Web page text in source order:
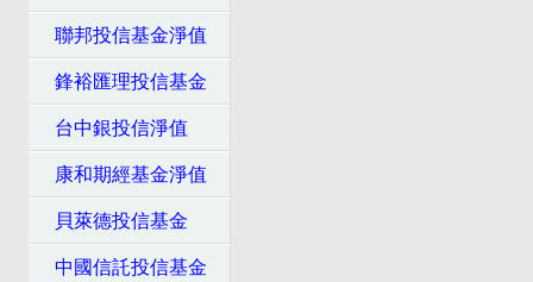
聯邦投信基金淨值
鋒裕匯理投信基金
台中銀投信淨值
康和期經基金淨值
貝萊德投信基金
中國信託投信基金